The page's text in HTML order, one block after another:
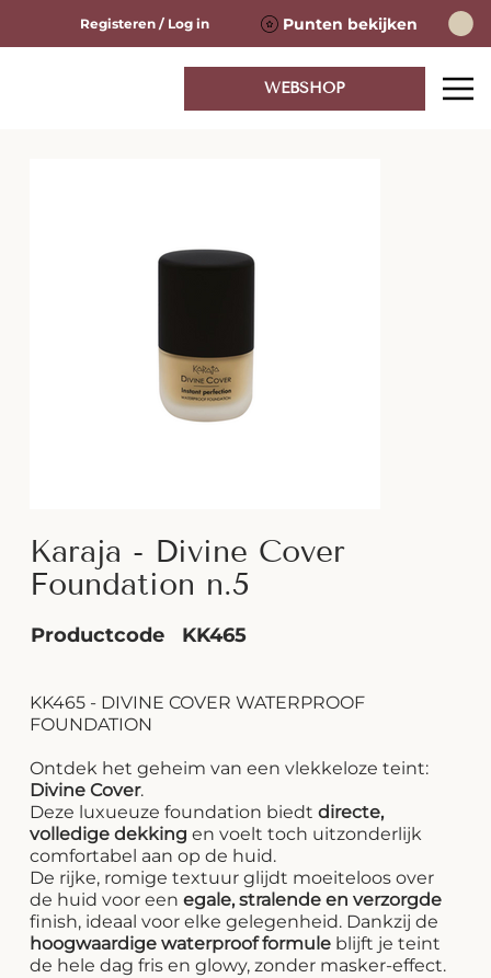
Punten bekijken
Registeren / Log in
WEBSHOP
Karaja - Divine Cover
Foundation n.5
Productcode KK465
KK465 - DIVINE COVER WATERPROOF
FOUNDATION
Ontdek het geheim van een vlekkeloze teint:
Divine Cover.
Deze luxueuze foundation biedtdirecte,
volledige dekking en voelt toch uitzonderlijk
comfortabel aan op de huid.
De rijke, romige textuur glijdt moeiteloos over
de huid voor eenegale, stralende en verzorgde
finish, ideaal voor elke gelegenheid. Dankzij de
hoogwaardige waterproof formule blijft je teint
de hele dag fris en glowy, zonder masker-effect.